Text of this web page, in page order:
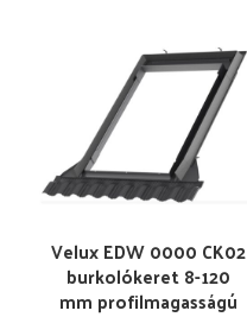
Velux EDW 0000 CK02
burkolókeret 8-120
mm profilmagasságú